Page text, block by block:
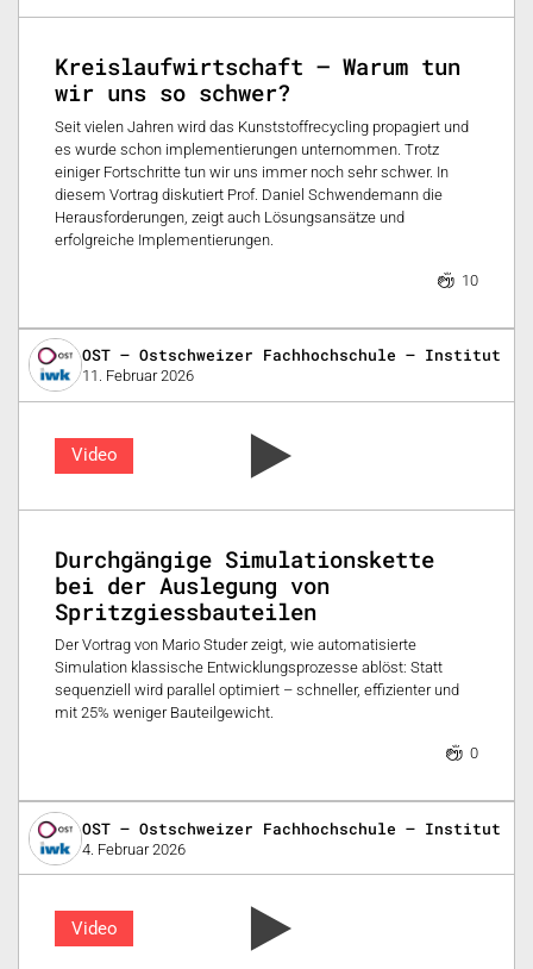
Kreislaufwirtschaft – Warum tun
wir uns so schwer?
Seit vielen Jahren wird das Kunststoffrecycling propagiert und
es wurde schon implementierungen unternommen. Trotz
einiger Fortschritte tun wir uns immer noch sehr schwer. In
diesem Vortrag diskutiert Prof. Daniel Schwendemann die
Herausforderungen, zeigt auch Lösungsansätze und
erfolgreiche Implementierungen.
10
OST – Ostschweizer Fachhochschule – Institut
11. Februar 2026
Video
Durchgängige Simulationskette
bei der Auslegung von
Spritzgiessbauteilen
Der Vortrag von Mario Studer zeigt, wie automatisierte
Simulation klassische Entwicklungsprozesse ablöst: Statt
sequenziell wird parallel optimiert – schneller, effizienter und
mit 25% weniger Bauteilgewicht.
0
OST – Ostschweizer Fachhochschule – Institut
4. Februar 2026
Video